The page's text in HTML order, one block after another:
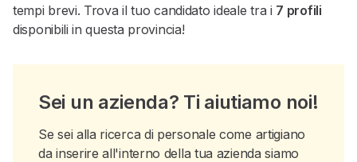
tempi brevi. Trova il tuo candidato ideale tra i 7 profili
disponibili in questa provincia!
Sei un azienda? Ti aiutiamo noi!
Se sei alla ricerca di personale come artigiano
da inserire all'interno della tua azienda siamo